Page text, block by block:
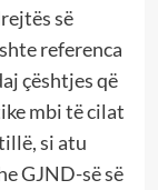
së
referenca
çështjes që
mbi të cilat
si atu
GJND-së së